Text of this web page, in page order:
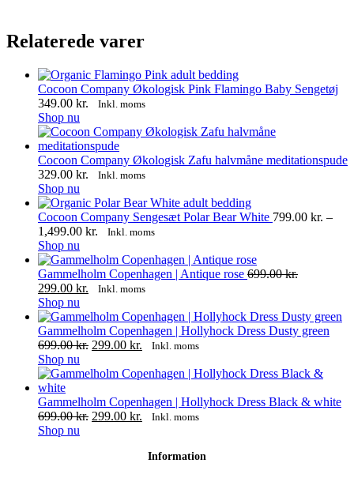
Relaterede varer
Cocoon Company Økologisk Pink Flamingo Baby Sengetøj
349.00 kr. Inkl. moms
Shop nu
Cocoon Company Økologisk Zafu halvmåne meditationspude
329.00 kr. Inkl. moms
Shop nu
vare
har
flere
Mulighederne
kan
vælges
varesiden
Cocoon Company Sengesæt Polar Bear White 799.00 kr. –
1,499.00 kr. Prisinterval:
til
1,499.00 kr.
Inkl. moms
Shop nu
vare
har
flere
Mulighederne
kan
vælges
varesiden
Gammelholm Copenhagen | Antique rose 699.00kr.
Den
oprindelige
pris
var:
699.00 kr..
299.00 kr. Den
pris
er:
299.00 kr..
Inkl. moms
Shop nu
vare
har
flere
Mulighederne
vælges
på
Gammelholm Copenhagen | Hollyhock Dress Dusty green
699.00kr. Den
pris
699.00 kr..
299.00 kr. Den
pris
299.00 kr..
Inkl. moms
Shop nu
vare
flere
varianter.
Gammelholm Copenhagen | Hollyhock Dress Black & white
699.00kr. Den
299.00 kr. Den
er:
Inkl. moms
Shop nu
Information